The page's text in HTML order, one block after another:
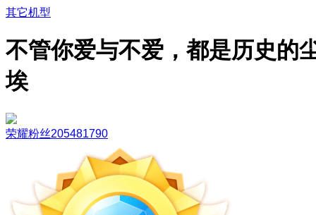
其它机型
不管你爱与不爱，都是历史的
埃
荣耀粉丝205481790